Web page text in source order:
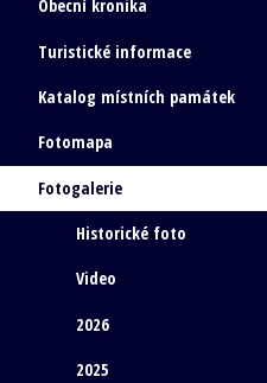
Obecní kronika
Turistické informace
Katalog místních památek
Fotomapa
Fotogalerie
Historické foto
Video
2026
2025